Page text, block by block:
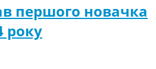
першого новачка
року